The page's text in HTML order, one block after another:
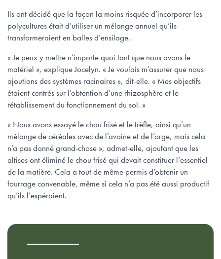
Ils ont décidé que la façon la moins risquée d’incorporer les
polycultures était d’utiliser un mélange annuel qu’ils
transformeraient en balles d’ensilage.
« Je peux y mettre n’importe quoi tant que nous avons le
matériel », explique Jocelyn. « Je voulais m’assurer que nous
ajoutions des systèmes racinaires », dit-elle. « Mes objectifs
étaient centrés sur l’obtention d’une rhizosphère et le
rétablissement du fonctionnement du sol. »
« Nous avons essayé le chou frisé et le trèfle, ainsi qu’un
mélange de céréales avec de l’avoine et de l’orge, mais cela
n’a pas donné grand-chose », admet-elle, ajoutant que les
altises ont éliminé le chou frisé qui devait constituer l’essentiel
de la matière. Cela a tout de même permis d’obtenir un
fourrage convenable, même si cela n’a pas été aussi productif
qu’ils l’espéraient.